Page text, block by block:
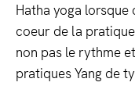
Hatha yoga lorsque
coeur de la
non pas le rythme
pratiques Yang de